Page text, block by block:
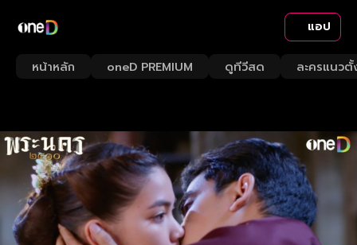
แอป
หน้าหลัก oneD PREMIUM ดูทีวีสด ละครแนวตั้